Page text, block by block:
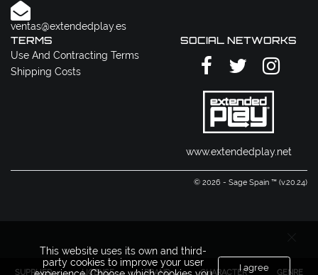
SUPPLIER LICENSE BRAND CHARACTER GENRE
ventas@extendedplay.es
TERMS
Use And Contracting Terms
Shipping Costs
SOCIAL NETWORKS
www.extendedplay.net
© 2026 - Sage Spain ™ (v.20.24)
This website uses its own and third-
party cookies to improve your user
I agree